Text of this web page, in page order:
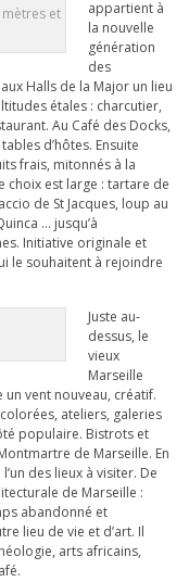
et
appartient à
la nouvelle
génération
des
Halls de la Major un lieu
étales : charcutier,
Au Café des Docks,
d’hôtes. Ensuite
frais, mitonnés à la
choix est large : tartare de
de St Jacques, loup au
… jusqu’à
Initiative originale et
le souhaitent à rejoindre
Juste au-
dessus, le
vieux
Marseille
vent nouveau, créatif.
ateliers, galeries
populaire. Bistrots et
de Marseille. En
des lieux à visiter. De
de Marseille :
abandonné et
lieu de vie et d’art. Il
arts africains,